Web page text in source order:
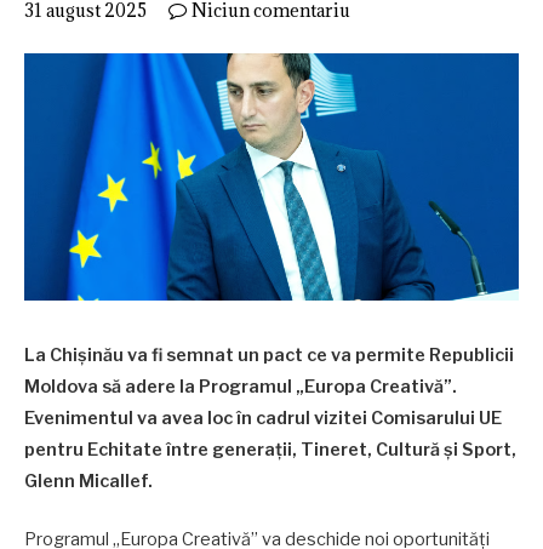
31 august 2025 Niciun comentariu
La Chișinău va fi semnat un pact ce va permite Republicii
Moldova să adere la Programul „Europa Creativă”.
Evenimentul va avea loc în cadrul vizitei Comisarului UE
pentru Echitate între generații, Tineret, Cultură și Sport,
Glenn Micallef.
Programul „Europa Creativă” va deschide noi oportunități